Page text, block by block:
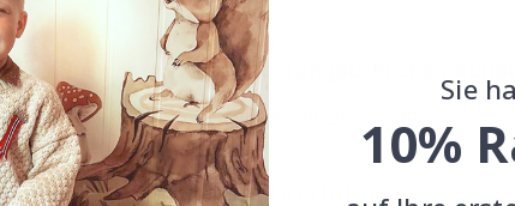
Inspiration von unseren glücklichen
Teile dein Bild mit #namly_design
Ähnliche produkte
Sie
10%